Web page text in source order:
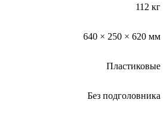
112 кг
640 × 250 × 620 мм
Пластиковые
Без подголовника